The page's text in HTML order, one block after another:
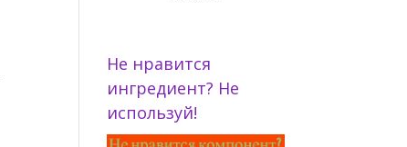
Не нравится
ингредиент? Не
используй!